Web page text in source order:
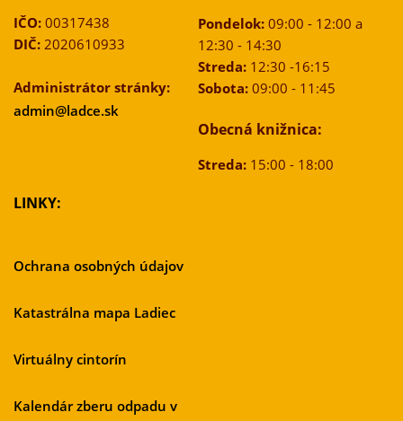
IČO: 00317438
DIČ: 2020610933
Administrátor stránky:
admin@ladce.sk
Pondelok:09:00 - 12:00 a
12:30 - 14:30
Streda:12:30 -16:15
Sobota:09:00 - 11:45
Obecná knižnica:
Streda:15:00 - 18:00
LINKY:
Ochrana osobných údajov
Katastrálna mapa Ladiec
Virtuálny cintorín
Kalendár zberu odpadu v